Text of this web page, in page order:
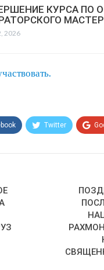
КУРСА ПО
2026
Twitter